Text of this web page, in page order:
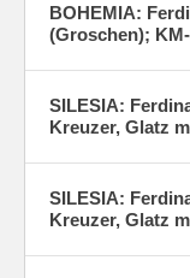
BOHEMIA:
(Groschen);
SILESIA:
Kreuzer, Glatz
SILESIA:
Kreuzer, Glatz